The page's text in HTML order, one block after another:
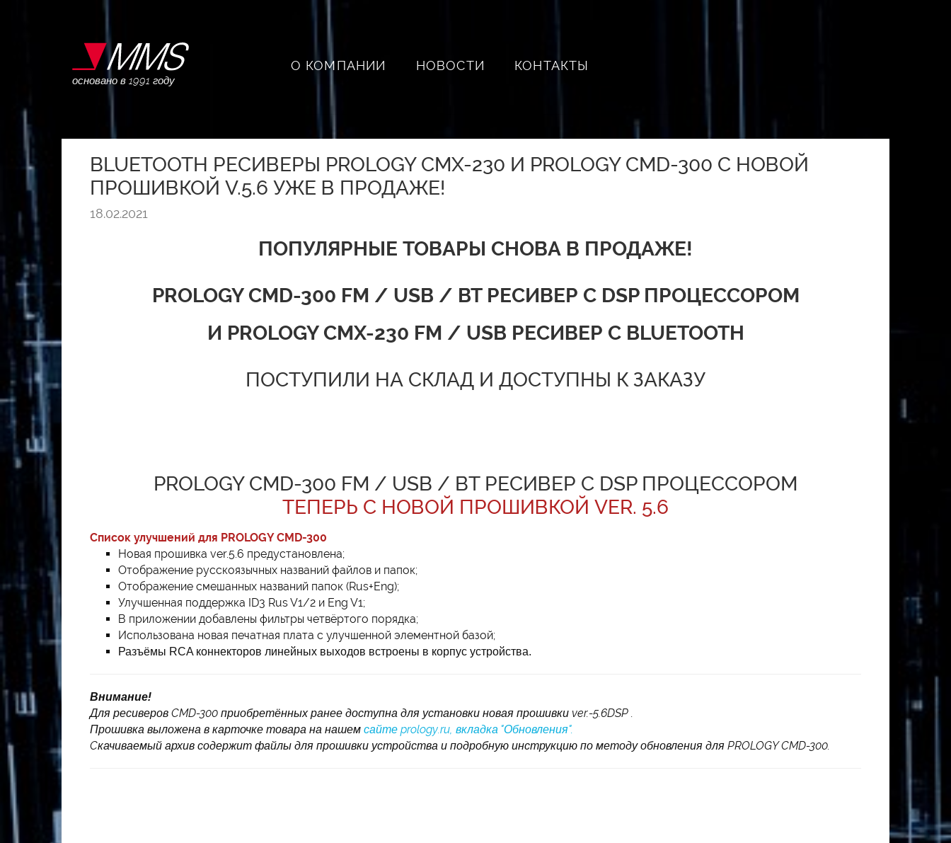
основано в 1991 году
О КОМПАНИИ НОВОСТИ КОНТАКТЫ
BLUETOOTH РЕСИВЕРЫ PROLOGY CMX-230 И PROLOGY CMD-300 С НОВОЙ
ПРОШИВКОЙ V.5.6 УЖЕ В ПРОДАЖЕ!
18.02.2021
ПОПУЛЯРНЫЕ ТОВАРЫ СНОВА В ПРОДАЖЕ!
PROLOGY CMD-300 FM / USB / BT РЕСИВЕР С DSP ПРОЦЕССОРОМ
И PROLOGY CMX-230 FM / USB РЕСИВЕР С BLUETOOTH
ПОСТУПИЛИ НА СКЛАД И ДОСТУПНЫ К ЗАКАЗУ
PROLOGY CMD-300 FM / USB / BT РЕСИВЕР С DSP ПРОЦЕССОРОМ
ТЕПЕРЬ С НОВОЙ ПРОШИВКОЙ VER. 5.6
Список улучшений для PROLOGY CMD-300
Новая прошивка ver.5.6 предустановлена;
Отображение русскоязычных названий файлов и папок;
Отображение смешанных названий папок (Rus+Eng);
Улучшенная поддержка ID3 Rus V1/2 и Eng V1;
В приложении добавлены фильтры четвёртого порядка;
Использована новая печатная плата с улучшенной элементной базой;
Разъёмы RCA коннекторов линейных выходов встроены в корпус устройства.
Внимание!
Для ресиверов CMD-300 приобретённых ранее доступна для установки новая прошивки ver.-5.6DSP .
Прошивка выложена в карточке товара на нашем сайте prology.ru, вкладка "Обновления".
Cкачиваемый архив содержит файлы для прошивки устройства и подробную инструкцию по методу обновления для PROLOGY CMD-300.